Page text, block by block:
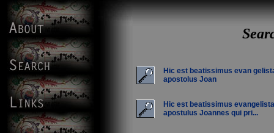
Hic est beatissimus evan
apostolus Joan
Hic est beatissimus
apostulus Joannes qui pri...